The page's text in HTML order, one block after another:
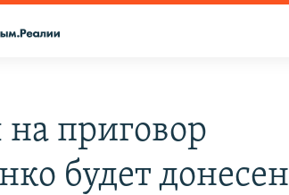
приговор
будет донесен